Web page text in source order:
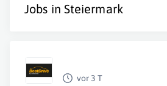
Jobs in Steiermark
vor 3 T